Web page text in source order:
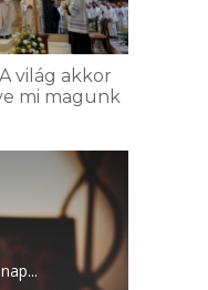
világ akkor
mi magunk